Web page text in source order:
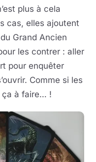
plus à cela
cas, elles ajoutent
Grand Ancien
les contrer : aller
pour enquêter
Comme si les
ça à faire… !